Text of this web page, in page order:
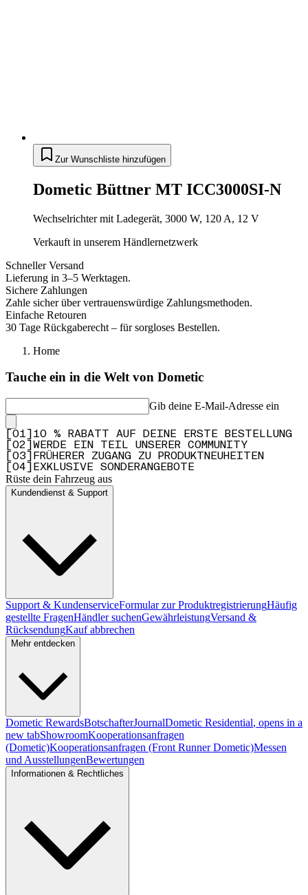
Zur Wunschliste hinzufügen
Dometic Büttner MT ICC3000SI-N
Wechselrichter mit Ladegerät, 3000 W, 120 A, 12 V
Verkauft in unserem Händlernetzwerk
Schneller Versand
Lieferung in 3–5 Werktagen.
Sichere Zahlungen
Zahle sicher über vertrauenswürdige Zahlungsmethoden.
Einfache Retouren
30 Tage Rückgaberecht – für sorgloses Bestellen.
Home
Tauche ein in die Welt von Dometic
Gib deine E-Mail-Adresse ein
01
10 % RABATT AUF DEINE ERSTE BESTELLUNG
02
WERDE EIN TEIL UNSERER COMMUNITY
03
FRÜHERER ZUGANG ZU PRODUKTNEUHEITEN
04 EXKLUSIVE SONDERANGEBOTE
Rüste dein Fahrzeug aus
Kundendienst & Support
Support & KundenserviceFormular zur ProduktregistrierungHäufig
gestellte FragenHändler suchenGewährleistungVersand &
RücksendungKauf abbrechen
Mehr entdecken
Dometic RewardsBotschafterJournalDometic Residential, opens in a
new tabShowroomKooperationsanfragen
(Dometic)Kooperationsanfragen (Front Runner Dometic)Messen
und AusstellungenBewertungen
Informationen & Rechtliches